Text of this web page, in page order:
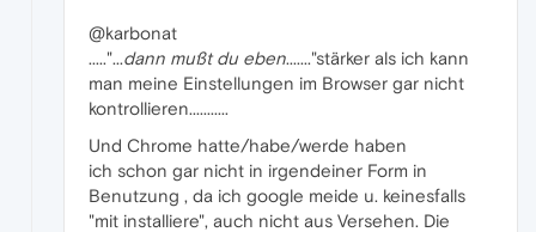
@karbonat
....."...dann mußt du eben......."stärker als ich kann
man meine Einstellungen im Browser gar nicht
kontrollieren...........
Und Chrome hatte/habe/werde haben
ich schon gar nicht in irgendeiner Form in
Benutzung , da ich google meide u. keinesfalls
"mit installiere", auch nicht aus Versehen. Die